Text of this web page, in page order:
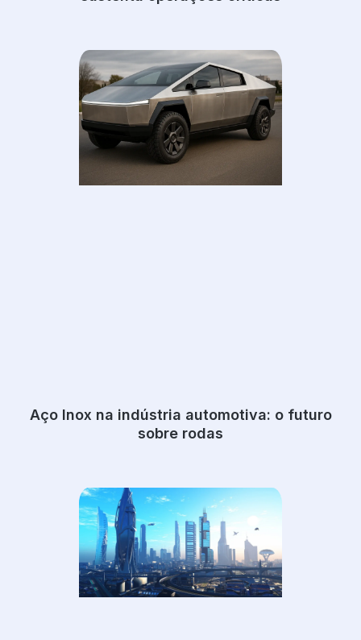
Aço Inox na indústria automotiva: o futuro
sobre rodas